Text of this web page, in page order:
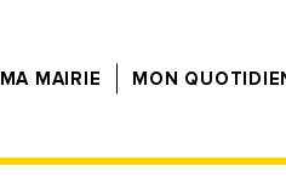
MA MAIRIE MON